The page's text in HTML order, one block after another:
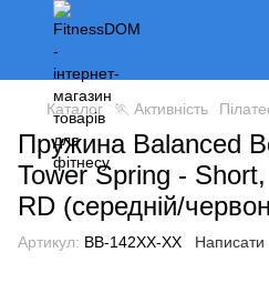
Каталог 🏃 Активність
Пружина Balanced
Tower Spring -
RD (середній/
Артикул: BB-142XX-XX Написати